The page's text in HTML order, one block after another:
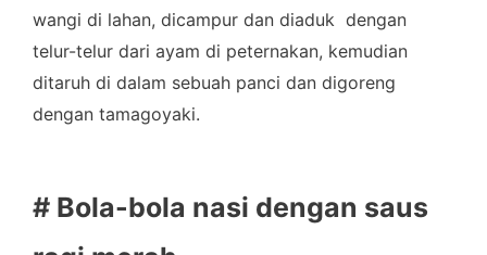
wangi di lahan, dicampur dan diaduk dengan
telur-telur dari ayam di peternakan, kemudian
ditaruh di dalam sebuah panci dan digoreng
dengan tamagoyaki.
# Bola-bola nasi dengan saus